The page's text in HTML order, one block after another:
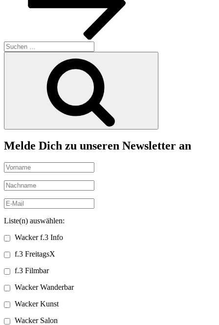
Suchen
nach:
Melde Dich zu unseren Newsletter an
Liste(n) auswählen:
Wacker f.3 Info
f.3 FreitagsX
f.3 Filmbar
Wacker Wanderbar
Wacker Kunst
Wacker Salon